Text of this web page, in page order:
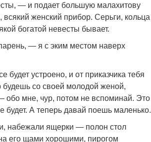
— и подает большую малахитову
женский прибор. Серьги, кольца
богатой невесты бывает.
— я с эким местом наверх
устроено, и от приказчика тебя
со своей молодой женой,
обо мне, чур, потом не вспоминай. Это
будет. А теперь давай поешь маленько.
набежали ящерки — полон стол
его щами хорошими, пирогом